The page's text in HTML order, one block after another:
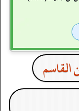
القاسم